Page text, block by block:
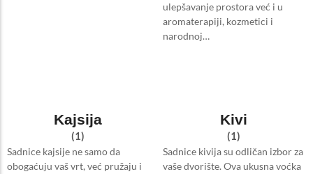
ulepšavanje prostora već i u
aromaterapiji, kozmetici i
narodnoj…
Kajsija
(1)
Sadnice kajsije ne samo da
obogaćuju vaš vrt, već pružaju i
Kivi
(1)
Sadnice kivija su odličan izbor za
vaše dvorište. Ova ukusna voćka